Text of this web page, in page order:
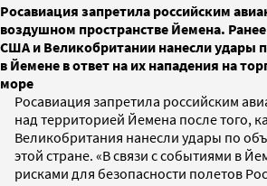
Росавиация запретила российским
воздушном пространстве Йемена.
США и Великобритании нанесли удары
в Йемене в ответ на их нападения на
море
Росавиация запретила российским
над территорией Йемена после того,
Великобритания нанесли удары по
этой стране. «В связи с событиями в
рисками для безопасности полетов